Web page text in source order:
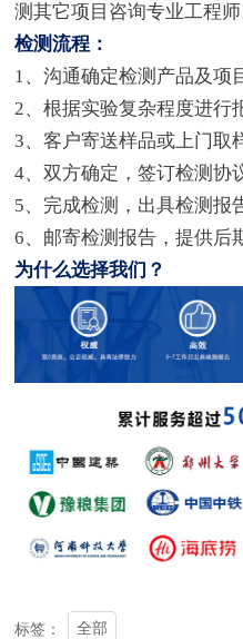
测其它项目咨询专业工程师
检测流程：
1、沟通确定检测产品及项
2、根据实验复杂程度进行
3、客户寄送样品或上门取
4、双方确定，签订检测协
5、完成检测，出具检测报
6、邮寄检测报告，提供后
为什么选择我们？
标签： 全部